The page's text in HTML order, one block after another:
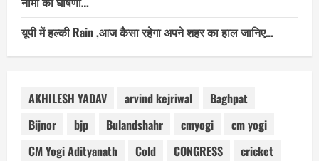
यूपी में हल्की Rain ,आज कैसा रहेगा अपने शहर का हाल जानिए…
AKHILESH YADAV arvind kejriwal
Baghpat
Bijnor
bjp Bulandshahr cmyogi
cm yogi
CM Yogi Adityanath
Cold CONGRESS
cricket